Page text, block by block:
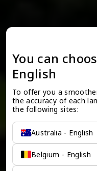
You can
English
To offer you a
the accuracy of each
the following sites:
Australia - English
Belgium - English